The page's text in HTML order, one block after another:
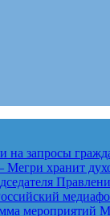
запросы
хранит
мероприятий